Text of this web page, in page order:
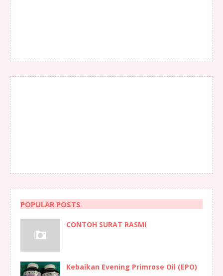
POPULAR POSTS
CONTOH SURAT RASMI
Kebaikan Evening Primrose Oil (EPO)